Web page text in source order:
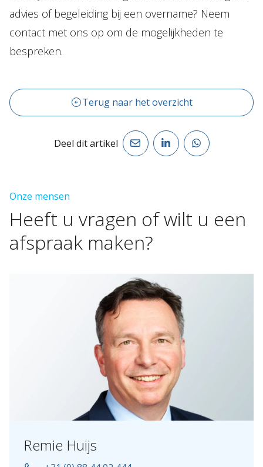
advies of begeleiding bij een overname? Neem
contact met ons op om de mogelijkheden te
bespreken.
Terug naar het overzicht
Deel dit artikel
Onze mensen
Heeft u vragen ofwilt u een
afspraak maken?
Remie Huijs